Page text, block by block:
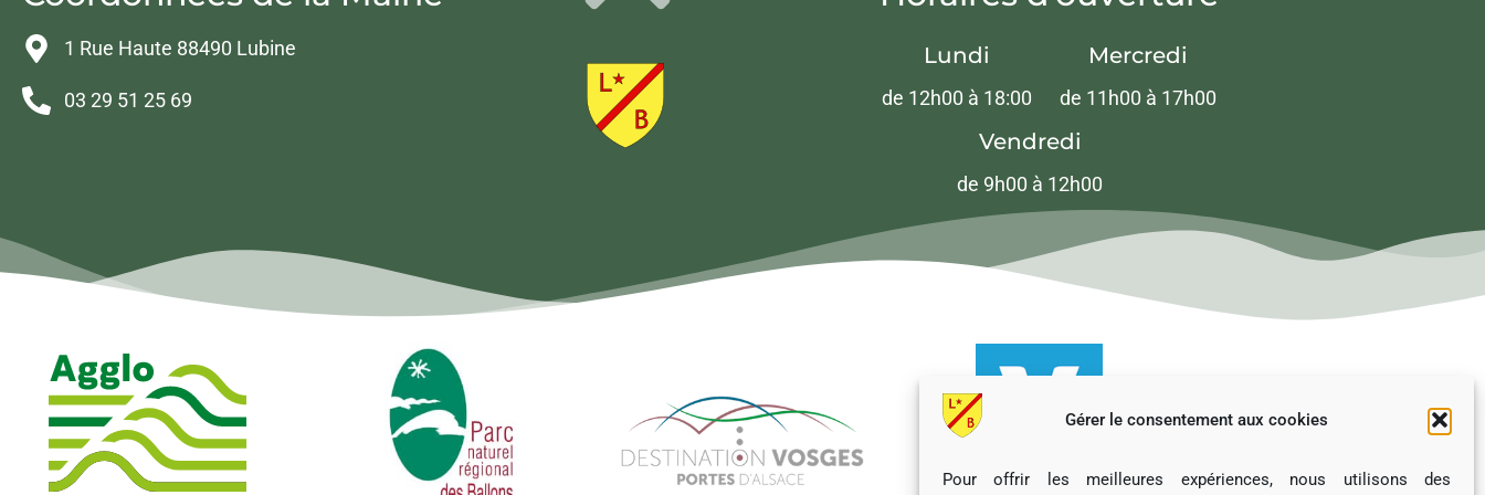
Gérer le consentement aux cookies
Pour offrir les meilleures expériences, nous utilisons des
1 Rue Haute 88490 Lubine
03 29 51 25 69
Lundi
de 12h00 à 18:00
Mercredi
de 11h00 à 17h00
Vendredi
de 9h00 à 12h00